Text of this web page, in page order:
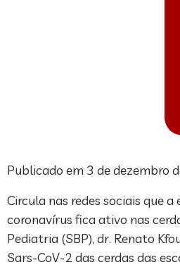
Publicado em 3 de dezembro
Circula nas redes sociais que
coronavírus fica ativo nas
Pediatria (SBP), dr. Renato
Sars-CoV-2 das cerdas das